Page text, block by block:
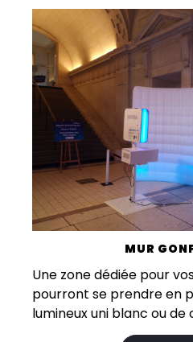
MUR
Une zone dédiée pour
pourront se prendre en
lumineux uni blanc ou de